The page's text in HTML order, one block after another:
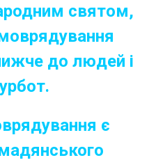
святом,
до людей і
є